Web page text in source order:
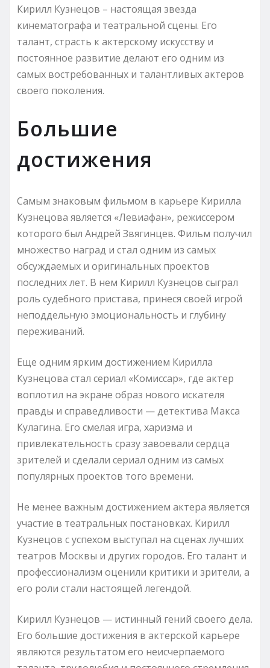
Кирилл Кузнецов – настоящая звезда
кинематографа и театральной сцены. Его
талант, страсть к актерскому искусству и
постоянное развитие делают его одним из
самых востребованных и талантливых актеров
своего поколения.
Большие
достижения
Самым знаковым фильмом в карьере Кирилла
Кузнецова является «Левиафан», режиссером
которого был Андрей Звягинцев. Фильм получил
множество наград и стал одним из самых
обсуждаемых и оригинальных проектов
последних лет. В нем Кирилл Кузнецов сыграл
роль судебного пристава, принеся своей игрой
неподдельную эмоциональность и глубину
переживаний.
Еще одним ярким достижением Кирилла
Кузнецова стал сериал «Комиссар», где актер
воплотил на экране образ нового искателя
правды и справедливости — детектива Макса
Кулагина. Его смелая игра, харизма и
привлекательность сразу завоевали сердца
зрителей и сделали сериал одним из самых
популярных проектов того времени.
Не менее важным достижением актера является
участие в театральных постановках. Кирилл
Кузнецов с успехом выступал на сценах лучших
театров Москвы и других городов. Его талант и
профессионализм оценили критики и зрители, а
его роли стали настоящей легендой.
Кирилл Кузнецов — истинный гений своего дела.
Его большие достижения в актерской карьере
являются результатом его неисчерпаемого